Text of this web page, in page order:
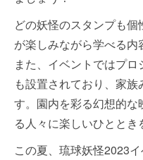
どの妖怪のスタンプも
が楽しみながら学べる内
また、イベントではプ
も設置されており、家
す。園内を彩る幻想的
る人々に楽しいひととき
この夏、琉球妖怪2023